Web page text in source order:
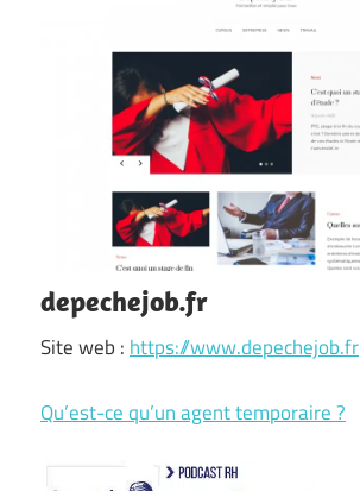
depechejob.fr
Site web : https://www.depechejob.fr
Qu’est-ce qu’un agent temporaire ?